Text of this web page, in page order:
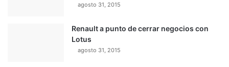
agosto 31, 2015
Renault a punto de cerrar negocios con
Lotus
agosto 31, 2015